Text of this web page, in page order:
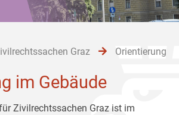
Graz Orientierung
im Gebäude
Zivilrechtssachen Graz ist im